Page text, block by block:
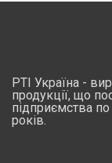
РТІ Україна -
продукції, що
підприємства по
років.